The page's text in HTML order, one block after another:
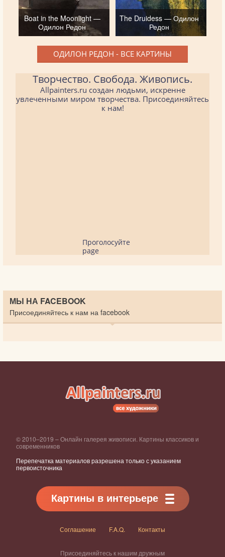
Boat in the Moonlight —
Одилон Редон
The Druidess — Одилон
Редон
ОДИЛОН РЕДОН - ВСЕ КАРТИНЫ
Творчество. Свобода. Живопись.
Allpainters.ru создан людьми, искренне
увлеченными миром творчества. Присоединяйтесь
к нам!
Проголосуйте
page
МЫ НА FACEBOOK
Присоединяйтесь к нам на facebook
© 2010–2019 – Онлайн галерея живописи. Картины классиков и
современников
Перепечатка материалов разрешена только с указанием
первоисточника
Картины в интерьере
Соглашение F.A.Q. Контакты
Присоединяйтесь к нашим дружным